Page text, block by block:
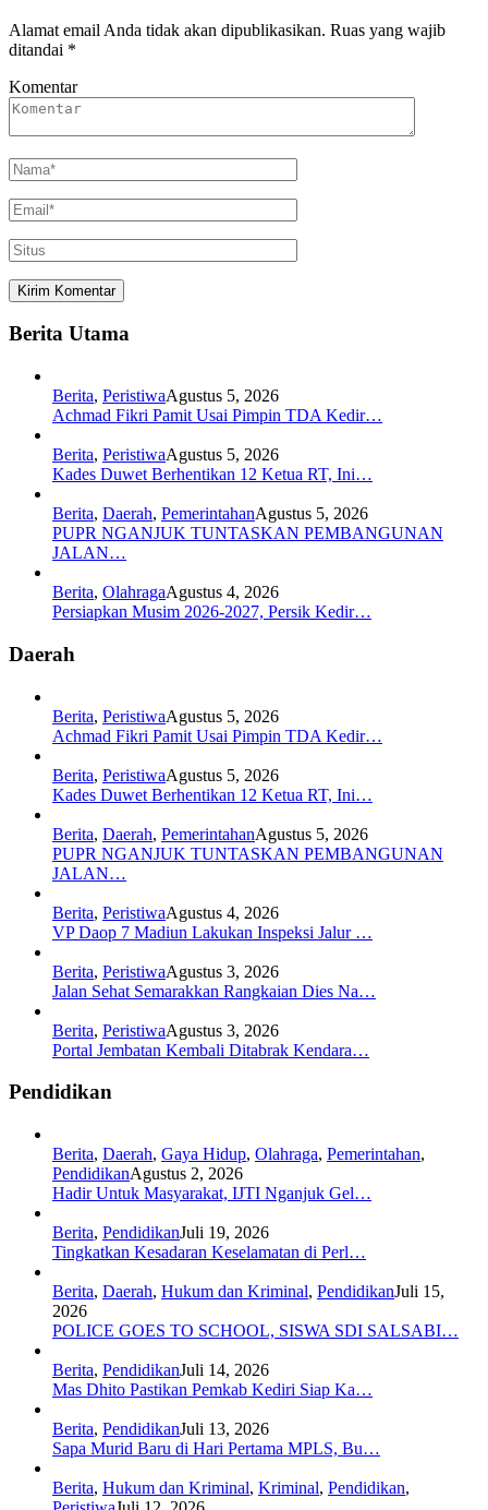
Alamat email Anda tidak akan dipublikasikan. Ruas yang wajib
ditandai *
Komentar
Berita Utama
Berita, PeristiwaAgustus 5, 2026
Achmad Fikri Pamit Usai Pimpin TDA Kedir…
Berita, PeristiwaAgustus 5, 2026
Kades Duwet Berhentikan 12 Ketua RT, Ini…
Berita, Daerah, PemerintahanAgustus 5, 2026
PUPR NGANJUK TUNTASKAN PEMBANGUNAN
JALAN…
Berita, OlahragaAgustus 4, 2026
Persiapkan Musim 2026-2027, Persik Kedir…
Daerah
Berita, PeristiwaAgustus 5, 2026
Achmad Fikri Pamit Usai Pimpin TDA Kedir…
Berita, PeristiwaAgustus 5, 2026
Kades Duwet Berhentikan 12 Ketua RT, Ini…
Berita, Daerah, PemerintahanAgustus 5, 2026
PUPR NGANJUK TUNTASKAN PEMBANGUNAN
JALAN…
Berita, PeristiwaAgustus 4, 2026
VP Daop 7 Madiun Lakukan Inspeksi Jalur …
Berita, PeristiwaAgustus 3, 2026
Jalan Sehat Semarakkan Rangkaian Dies Na…
Berita, PeristiwaAgustus 3, 2026
Portal Jembatan Kembali Ditabrak Kendara…
Pendidikan
Berita, Daerah, Gaya Hidup, Olahraga, Pemerintahan,
PendidikanAgustus 2, 2026
Hadir Untuk Masyarakat, IJTI Nganjuk Gel…
Berita, PendidikanJuli 19, 2026
Tingkatkan Kesadaran Keselamatan di Perl…
Berita, Daerah, Hukum dan Kriminal, PendidikanJuli 15,
2026
POLICE GOES TO SCHOOL, SISWA SDI SALSABI…
Berita, PendidikanJuli 14, 2026
Mas Dhito Pastikan Pemkab Kediri Siap Ka…
Berita, PendidikanJuli 13, 2026
Sapa Murid Baru di Hari Pertama MPLS, Bu…
Berita, Hukum dan Kriminal, Kriminal, Pendidikan,